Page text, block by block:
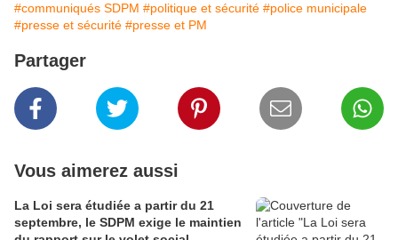
#communiqués SDPM #politique et sécurité #police municipale
#presse et sécurité #presse et PM
Partager
Vous aimerez aussi
La Loi sera étudiée a partir du 21
septembre, le SDPM exige le maintien